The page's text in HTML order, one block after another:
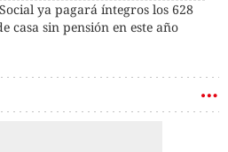
ya pagará íntegros los 628
casa sin pensión en este año